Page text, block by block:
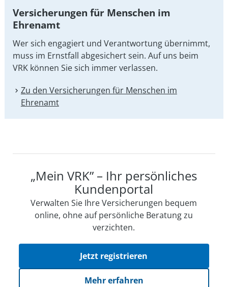
Versicherungen für Menschen im
Ehrenamt
Wer sich engagiert und Verantwortung übernimmt,
muss im Ernstfall abgesichert sein. Auf uns beim
VRK können Sie sich immer verlassen.
Zu den Versicherungen für Menschen im
Ehrenamt
„Mein VRK” – Ihr persönliches
Kundenportal
Verwalten Sie Ihre Versicherungen bequem
online, ohne auf persön­li­che Beratung zu
verzichten.
Jetzt registrieren
Mehr erfahren